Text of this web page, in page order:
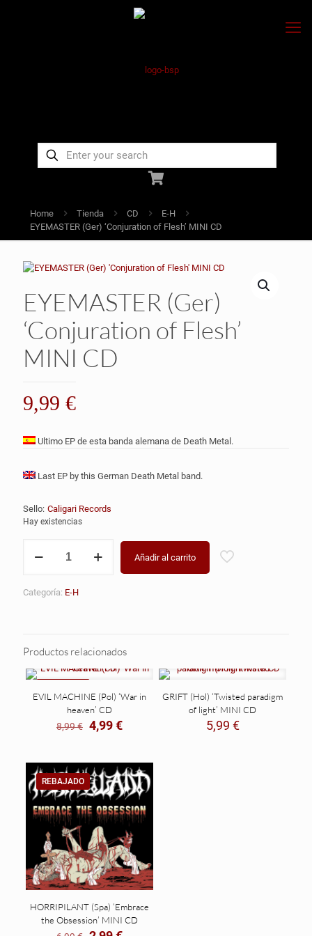
Home Tienda CD
E-H
EYEMASTER (Ger) ‘Conjuration of Flesh’ MINI CD
EYEMASTER (Ger)
‘Conjuration of Flesh’
MINI CD
9,99 €
Ultimo EP de esta banda alemana de Death Metal.
Last EP by this German Death Metal band.
Sello: Caligari Records
Hay existencias
(Ger)
Flesh'
Añadir al carrito
Categoría: E-H
Productos relacionados
EVIL MACHINE (Pol) ‘War in
heaven’ CD
8,99€ El
era:
8,99 €.
4,99€El
es:
4,99 €.
GRIFT (Hol) ‘Twisted paradigm
of light’ MINI CD
5,99 €
REBAJADO
HORRIPILANT (Spa) ‘Embrace
the Obsession’ MINI CD